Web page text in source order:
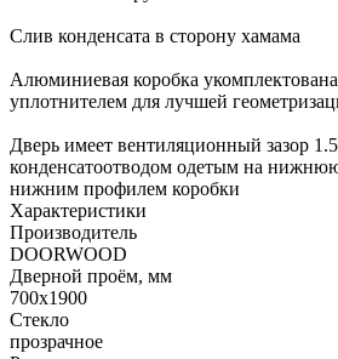
Слив конденсата в сторону хамама
Алюминиевая коробка
уплотнителем для лучшей
Дверь имеет вентиляционный зазор
конденсатоотводом одетым на нижнюю
нижним профилем коробки
Характеристики
Производитель
DOORWOOD
Дверной проём, мм
700х1900
Стекло
прозрачное